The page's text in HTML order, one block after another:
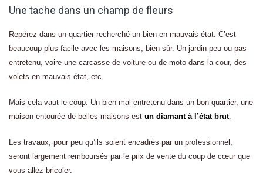
Une tache dans un champ de fleurs
Repérez dans un quartier recherché un bien en mauvais état. C’est
beaucoup plus facile avec les maisons, bien sûr. Un jardin peu ou pas
entretenu, voire une carcasse de voiture ou de moto dans la cour, des
volets en mauvais état, etc.
Mais cela vaut le coup. Un bien mal entretenu dans un bon quartier, une
maison entourée de belles maisons est un diamant à l’état brut.
Les travaux, pour peu qu’ils soient encadrés par un professionnel,
seront largement remboursés par le prix de vente du coup de cœur que
vous allez bricoler.